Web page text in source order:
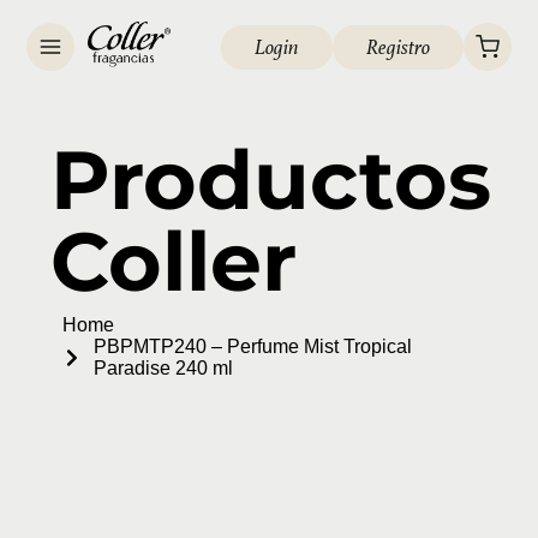
Login Registro
Productos
Coller
Home
PBPMTP240 – Perfume Mist Tropical
Paradise 240 ml